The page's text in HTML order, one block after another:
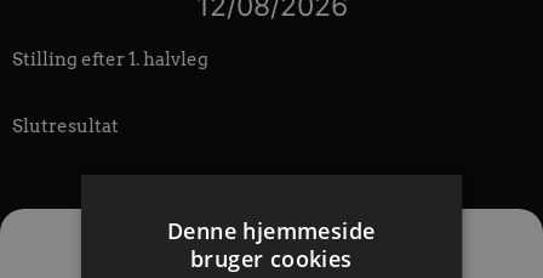
Stilling efter 1. halvleg
Slutresultat
Denne hjemmeside
bruger cookies